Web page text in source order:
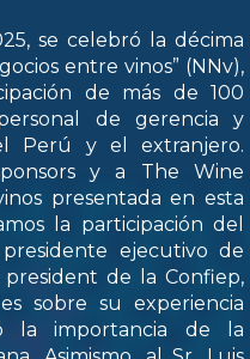
se celebró la décima
entre vinos” (NNv),
de más de 100
personal de gerencia y
Perú y el extranjero.
y a The Wine
presentada en esta
la participación del
ejecutivo de
de la Confiep,
sobre su experiencia
la importancia de la